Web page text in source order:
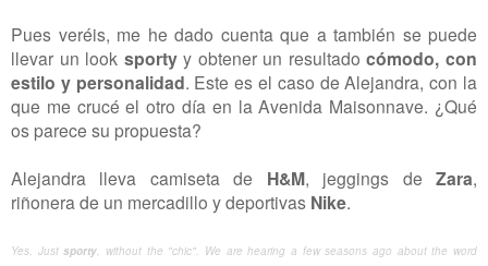
Pues veréis, me he dado cuenta que a también se puede
llevar un look sportyy obtener un resultado cómodo, con
estilo y personalidad. Este es el caso de Alejandra, con la
que me crucé el otro día en la Avenida Maisonnave. ¿Qué
os parece su propuesta?
Alejandra lleva camiseta de H&M, jeggings deZara,
riñonera de un mercadillo y deportivas Nike.
Yes. Just sporty, without the "chic". We are hearing a few seasons ago about the word